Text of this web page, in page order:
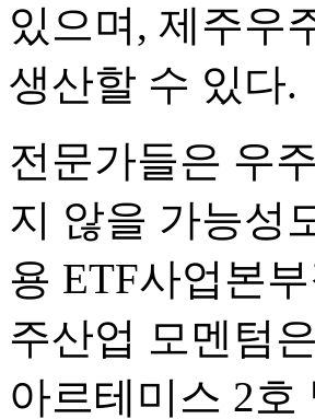
있으며, 제주우
생산할 수 있다.
전문가들은 우
지 않을 가능성
용 ETF사업본
주산업 모멘텀
아르테미스 2호